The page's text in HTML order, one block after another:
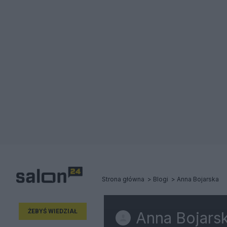
Strona główna Blogi Anna Bojarska
ŻEBYŚ WIEDZIAŁ Anna